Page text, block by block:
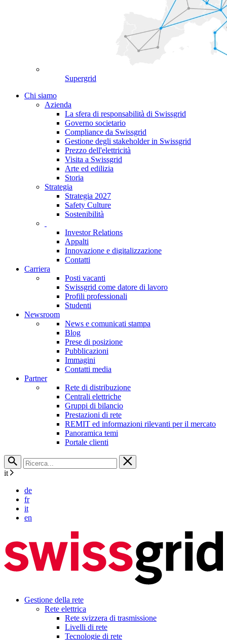
Supergrid
Chi siamo
Azienda
La sfera di responsabilità di Swissgrid
Governo societario
Compliance da Swissgrid
Gestione degli stakeholder in Swissgrid
Prezzo dell'elettricità
Visita a Swissgrid
Arte ed edilizia
Storia
Strategia
Strategia 2027
Safety Culture
Sostenibilità
Investor Relations
Appalti
Innovazione e digitalizzazione
Contatti
Carriera
Posti vacanti
Swissgrid come datore di lavoro
Profili professionali
Studenti
Newsroom
News e comunicati stampa
Blog
Prese di posizione
Pubblicazioni
Immagini
Contatti media
Partner
Rete di distribuzione
Centrali elettriche
Gruppi di bilancio
Prestazioni di rete
REMIT ed informazioni rilevanti per il mercato
Panoramica temi
Portale clienti
it
de
fr
it
en
Gestione della rete
Rete elettrica
Rete svizzera di trasmissione
Livelli di rete
Tecnologie di rete